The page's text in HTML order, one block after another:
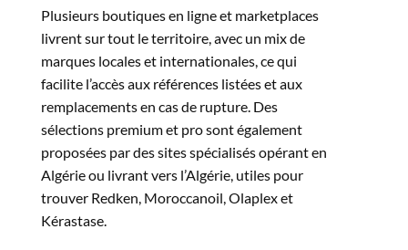
Plusieurs boutiques en ligne et marketplaces
livrent sur tout le territoire, avec un mix de
marques locales et internationales, ce qui
facilite l’accès aux références listées et aux
remplacements en cas de rupture. Des
sélections premium et pro sont également
proposées par des sites spécialisés opérant en
Algérie ou livrant vers l’Algérie, utiles pour
trouver Redken, Moroccanoil, Olaplex et
Kérastase.​